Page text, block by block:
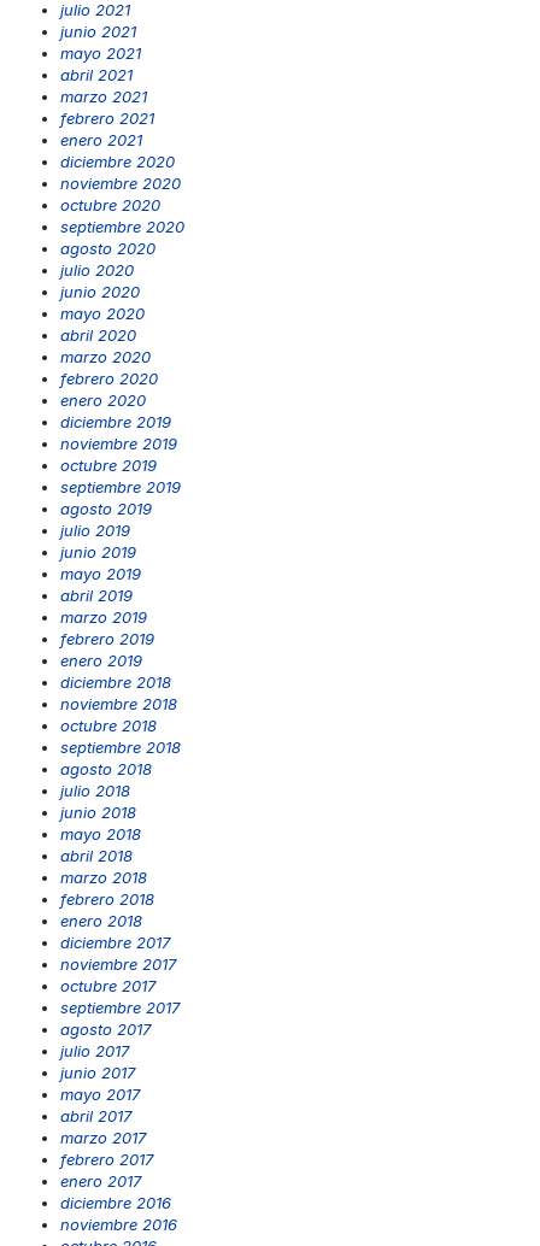
julio 2021
junio 2021
mayo 2021
abril 2021
marzo 2021
febrero 2021
enero 2021
diciembre 2020
noviembre 2020
octubre 2020
septiembre 2020
agosto 2020
julio 2020
junio 2020
mayo 2020
abril 2020
marzo 2020
febrero 2020
enero 2020
diciembre 2019
noviembre 2019
octubre 2019
septiembre 2019
agosto 2019
julio 2019
junio 2019
mayo 2019
abril 2019
marzo 2019
febrero 2019
enero 2019
diciembre 2018
noviembre 2018
octubre 2018
septiembre 2018
agosto 2018
julio 2018
junio 2018
mayo 2018
abril 2018
marzo 2018
febrero 2018
enero 2018
diciembre 2017
noviembre 2017
octubre 2017
septiembre 2017
agosto 2017
julio 2017
junio 2017
mayo 2017
abril 2017
marzo 2017
febrero 2017
enero 2017
diciembre 2016
noviembre 2016